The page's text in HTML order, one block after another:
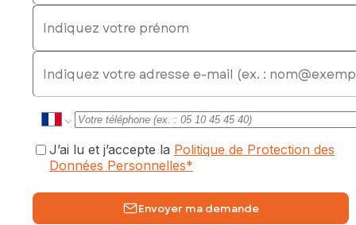
Indiquez votre prénom
E-mail
J’ai lu et j’accepte la Politique de Protection des
Données Personnelles*
Envoyer ma demande